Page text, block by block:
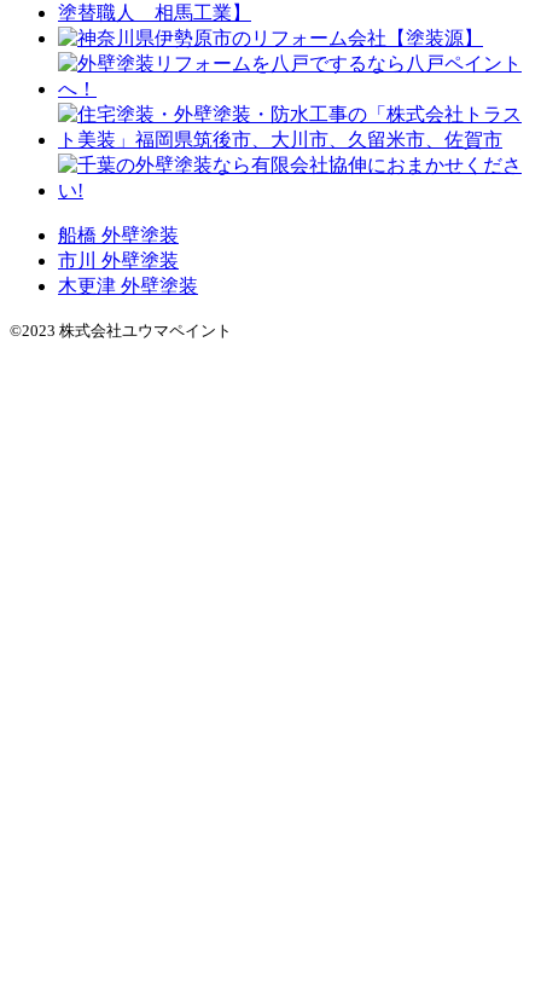
船橋 外壁塗装
市川 外壁塗装
木更津 外壁塗装
©2023 株式会社ユウマペイント